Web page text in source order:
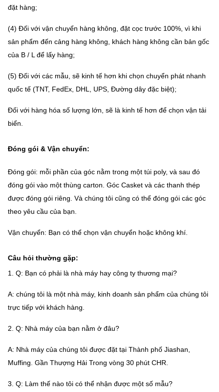
đặt hàng;
(4) Đối với vận chuyển hàng không, đặt cọc trước 100%, vì khi
sản phẩm đến cảng hàng không, khách hàng không cần bản gốc
của B / L để lấy hàng;
(5) Đối với các mẫu, sẽ kinh tế hơn khi chọn chuyển phát nhanh
quốc tế (TNT, FedEx, DHL, UPS, Đường dây đặc biệt);
Đối với hàng hóa số lượng lớn, sẽ là kinh tế hơn để chọn vận tải
biển.
Đóng gói & Vận chuyển:
Đóng gói: mỗi phần của góc nằm trong một túi poly, và sau đó
đóng gói vào một thùng carton. Góc Casket và các thanh thép
được đóng gói riêng. Và chúng tôi cũng có thể đóng gói các góc
theo yêu cầu của bạn.
Vận chuyển: Bạn có thể chọn vận chuyển hoặc không khí.
Câu hỏi thường gặp:
1. Q: Bạn có phải là nhà máy hay công ty thương mại?
A: chúng tôi là một nhà máy, kinh doanh sản phẩm của chúng tôi
trực tiếp với khách hàng.
2. Q: Nhà máy của bạn nằm ở đâu?
A: Nhà máy của chúng tôi được đặt tại Thành phố Jiashan,
Muffing. Gần Thượng Hải Trong vòng 30 phút CHR.
3. Q: Làm thế nào tôi có thể nhận được một số mẫu?